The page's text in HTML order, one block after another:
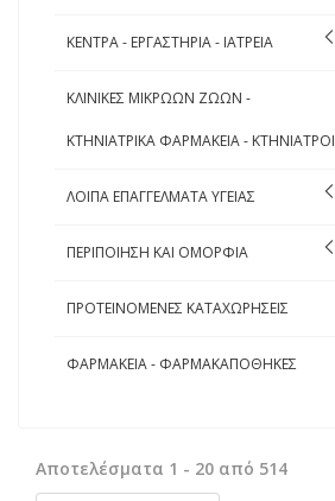
ΚΕΝΤΡΑ - ΕΡΓΑΣΤΗΡΙΑ - ΙΑΤΡΕΙΑ
ΚΛΙΝΙΚΕΣ ΜΙΚΡΩΩΝ ΖΩΩΝ -
ΚΤΗΝΙΑΤΡΙΚΑ ΦΑΡΜΑΚΕΙΑ - ΚΤΗΝΙΑΤΡΟΙ
ΛΟΙΠΑ ΕΠΑΓΓΕΛΜΑΤΑ ΥΓΕΙΑΣ
ΠΕΡΙΠΟΙΗΣΗ ΚΑΙ ΟΜΟΡΦΙΑ
ΠΡΟΤΕΙΝΟΜΕΝΕΣ ΚΑΤΑΧΩΡΗΣΕΙΣ
ΦΑΡΜΑΚΕΙΑ - ΦΑΡΜΑΚΑΠΟΘΗΚΕΣ
Αποτελέσματα 1 - 20 από 514